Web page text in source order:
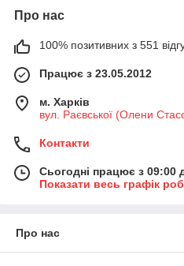
Про нас
100% позитивних з 551
Працює з 23.05.2012
м. Харків
вул. Раєвської (Олени
Контакти
Сьогодні працює з 09:00
Показати весь графік
Про нас